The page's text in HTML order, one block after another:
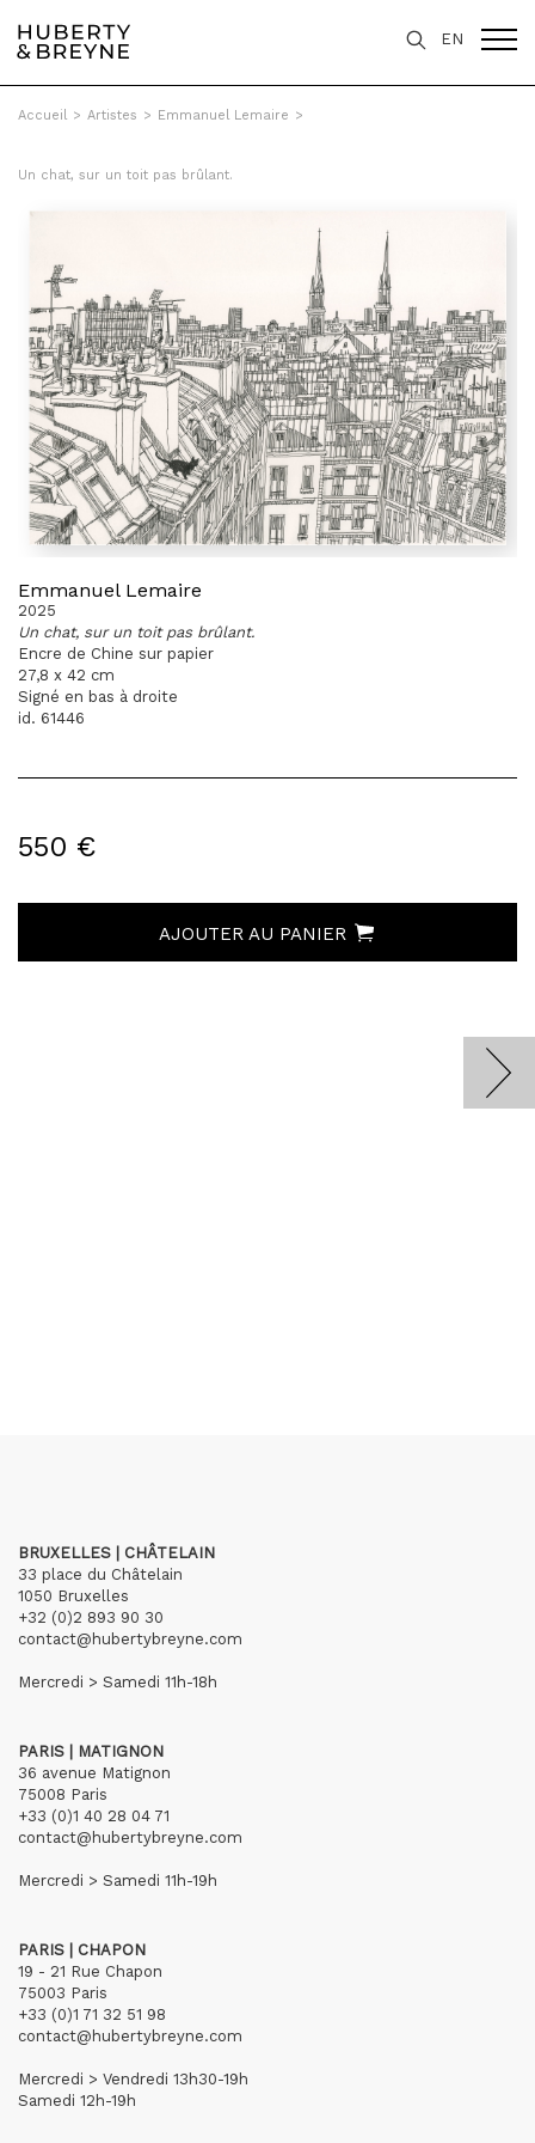
EN
Accueil > Artistes > Emmanuel Lemaire >
Un chat, sur un toit pas brûlant.
Emmanuel Lemaire
2025
Un chat, sur un toit pas brûlant.
Encre de Chine sur papier
27,8 x 42 cm
Signé en bas à droite
id. 61446
550 €
AJOUTER AU PANIER
BRUXELLES | CHÂTELAIN
33 place du Châtelain
1050 Bruxelles
+32 (0)2 893 90 30
contact@hubertybreyne.com
Mercredi > Samedi 11h-18h
PARIS | MATIGNON
36 avenue Matignon
75008 Paris
+33 (0)1 40 28 04 71
contact@hubertybreyne.com
Mercredi > Samedi 11h-19h
PARIS | CHAPON
19 - 21 Rue Chapon
75003 Paris
+33 (0)1 71 32 51 98
contact@hubertybreyne.com
Mercredi > Vendredi 13h30-19h
Samedi 12h-19h